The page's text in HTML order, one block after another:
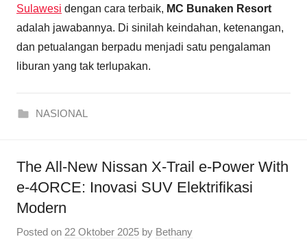
Sulawesi dengan cara terbaik, MC Bunaken Resort
adalah jawabannya. Di sinilah keindahan, ketenangan,
dan petualangan berpadu menjadi satu pengalaman
liburan yang tak terlupakan.
NASIONAL
The All-New Nissan X-Trail e-Power With
e-4ORCE: Inovasi SUV Elektrifikasi
Modern
Posted on 22 Oktober 2025 by Bethany